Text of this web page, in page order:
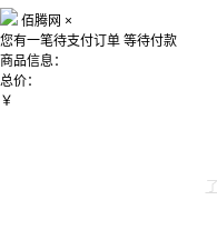
佰腾网 ×
您有一笔待支付订单 等待付款
商品信息：
总价：
￥